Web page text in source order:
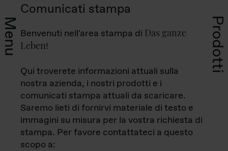
Menu Prodotti
Comunicati stampa
Benvenuti nell'area stampa di Das ganze
Leben!
Qui troverete informazioni attuali sulla
nostra azienda, i nostri prodotti e i
comunicati stampa attuali da scaricare.
Saremo lieti di fornirvi materiale di testo e
immagini su misura per la vostra richiesta di
stampa. Per favore contattateci a questo
scopo a: